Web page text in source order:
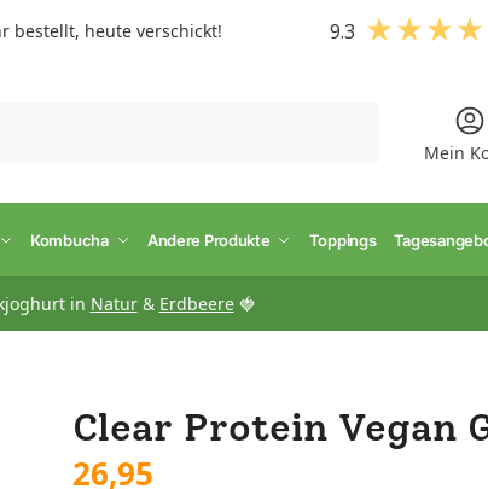
bestellt, heute verschickt! 9.3
Mein
Kombucha Andere Produkte Toppings
in Natur& Erdbeere🍓
Clear Protein Vegan
26,95